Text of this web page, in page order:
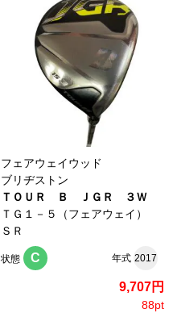
フェアウェイウッド
ブリヂストン
ＴＯＵＲ Ｂ ＪＧＲ ３Ｗ
ＴＧ１－５（フェアウェイ）
ＳＲ
状態 C 年式 2017
9,707円
88pt